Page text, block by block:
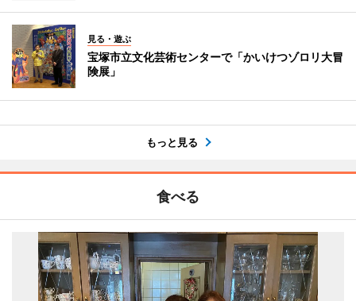
見る・遊ぶ
宝塚市立文化芸術センターで「かいけつゾロリ大冒
険展」
もっと見る
食べる